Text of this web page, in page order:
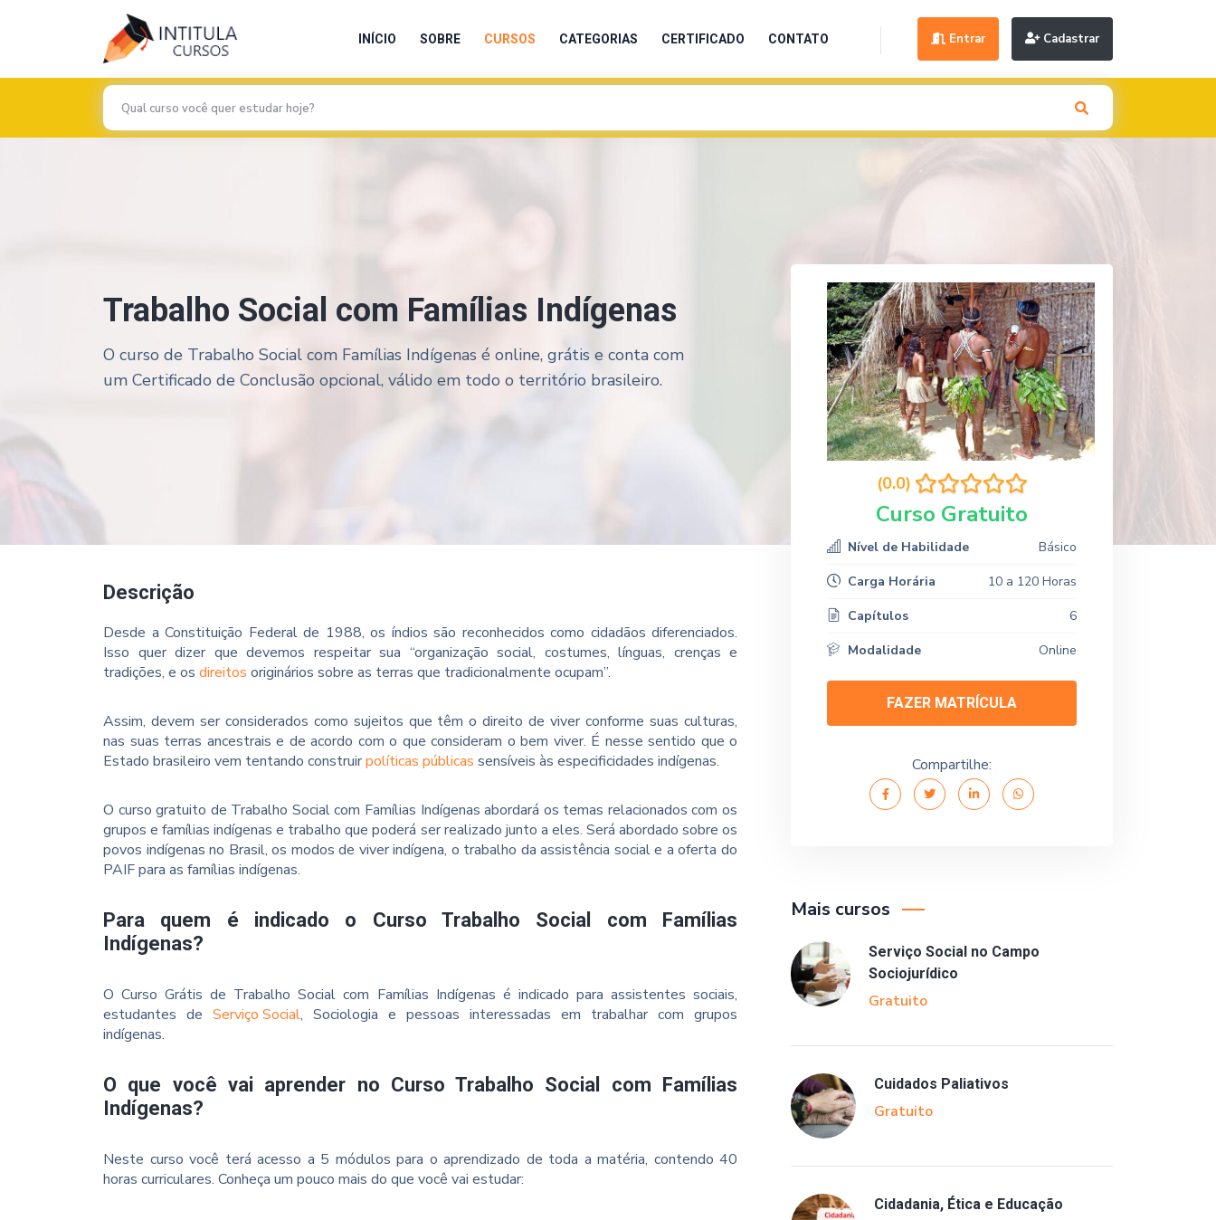
INÍCIO SOBRE CURSOS CATEGORIAS CERTIFICADO CONTATO Entrar Cadastrar
Trabalho Social com Famílias Indígenas
O curso de Trabalho Social com Famílias Indígenas é online, grátis e conta com
um Certificado de Conclusão opcional, válido em todo o território brasileiro.
Descrição
Desde a Constituição Federal de 1988, os índios são reconhecidos como cidadãos diferenciados.
Isso quer dizer que devemos respeitar sua “organização social, costumes, línguas, crenças e
tradições, e os direitos originários sobre as terras que tradicionalmente ocupam”.
Assim, devem ser considerados como sujeitos que têm o direito de viver conforme suas culturas,
nas suas terras ancestrais e de acordo com o que consideram o bem viver. É nesse sentido que o
Estado brasileiro vem tentando construirpolíticas públicas sensíveis às especificidades indígenas.
O curso gratuito de Trabalho Social com Famílias Indígenas abordará os temas relacionados com os
grupos e famílias indígenas e trabalho que poderá ser realizado junto a eles. Será abordado sobre os
povos indígenas no Brasil, os modos de viver indígena, o trabalho da assistência social e a oferta do
PAIF para as famílias indígenas.
Para quem é indicado o Curso Trabalho Social com Famílias
Indígenas?
O Curso Grátis de Trabalho Social com Famílias Indígenas é indicado para assistentes sociais,
estudantes de Serviço Social, Sociologia e pessoas interessadas em trabalhar com grupos
indígenas.
O que você vai aprender no Curso Trabalho Social com Famílias
Indígenas?
Neste curso você terá acesso a 5 módulos para o aprendizado de toda a matéria, contendo 40
horas curriculares. Conheça um pouco mais do que você vai estudar:
(0.0)
Curso Gratuito
Nível de Habilidade
Básico
Carga Horária
10 a 120 Horas
Capítulos
6
Modalidade
Online
FAZER MATRÍCULA
Compartilhe:
Mais cursos
Serviço Social no Campo
Sociojurídico
Gratuito
Cuidados Paliativos
Gratuito
Cidadania, Ética e Educação